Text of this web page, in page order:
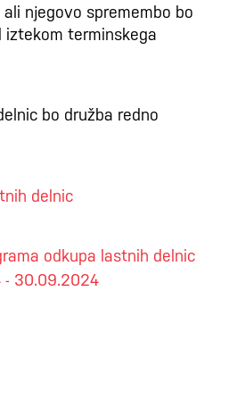
njegovo spremembo bo
iztekom terminskega
bo družba redno
delnic
odkupa lastnih delnic
- 30.09.2024